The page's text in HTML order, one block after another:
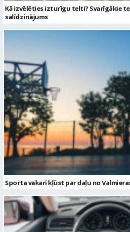
Sporta vakari kļūst par daļu no